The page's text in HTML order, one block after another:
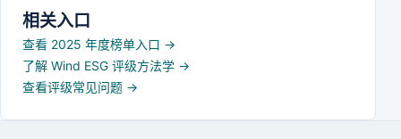
相关入口
查看 2025 年度榜单入口 →
了解 Wind ESG 评级方法学 →
查看评级常见问题 →